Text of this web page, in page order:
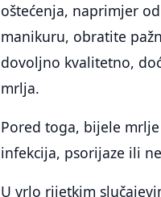
oštećenja, naprimjer
manikuru, obratite
dovoljno kvalitetno,
mrlja.
Pored toga, bijele
infekcija, psorijaze ili
U vrlo rijetkim